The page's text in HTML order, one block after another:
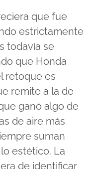
que fue
estrictamente
todavía se
que Honda
retoque es
remite a la de
ganó algo de
de aire más
suman
estético. La
de identificar